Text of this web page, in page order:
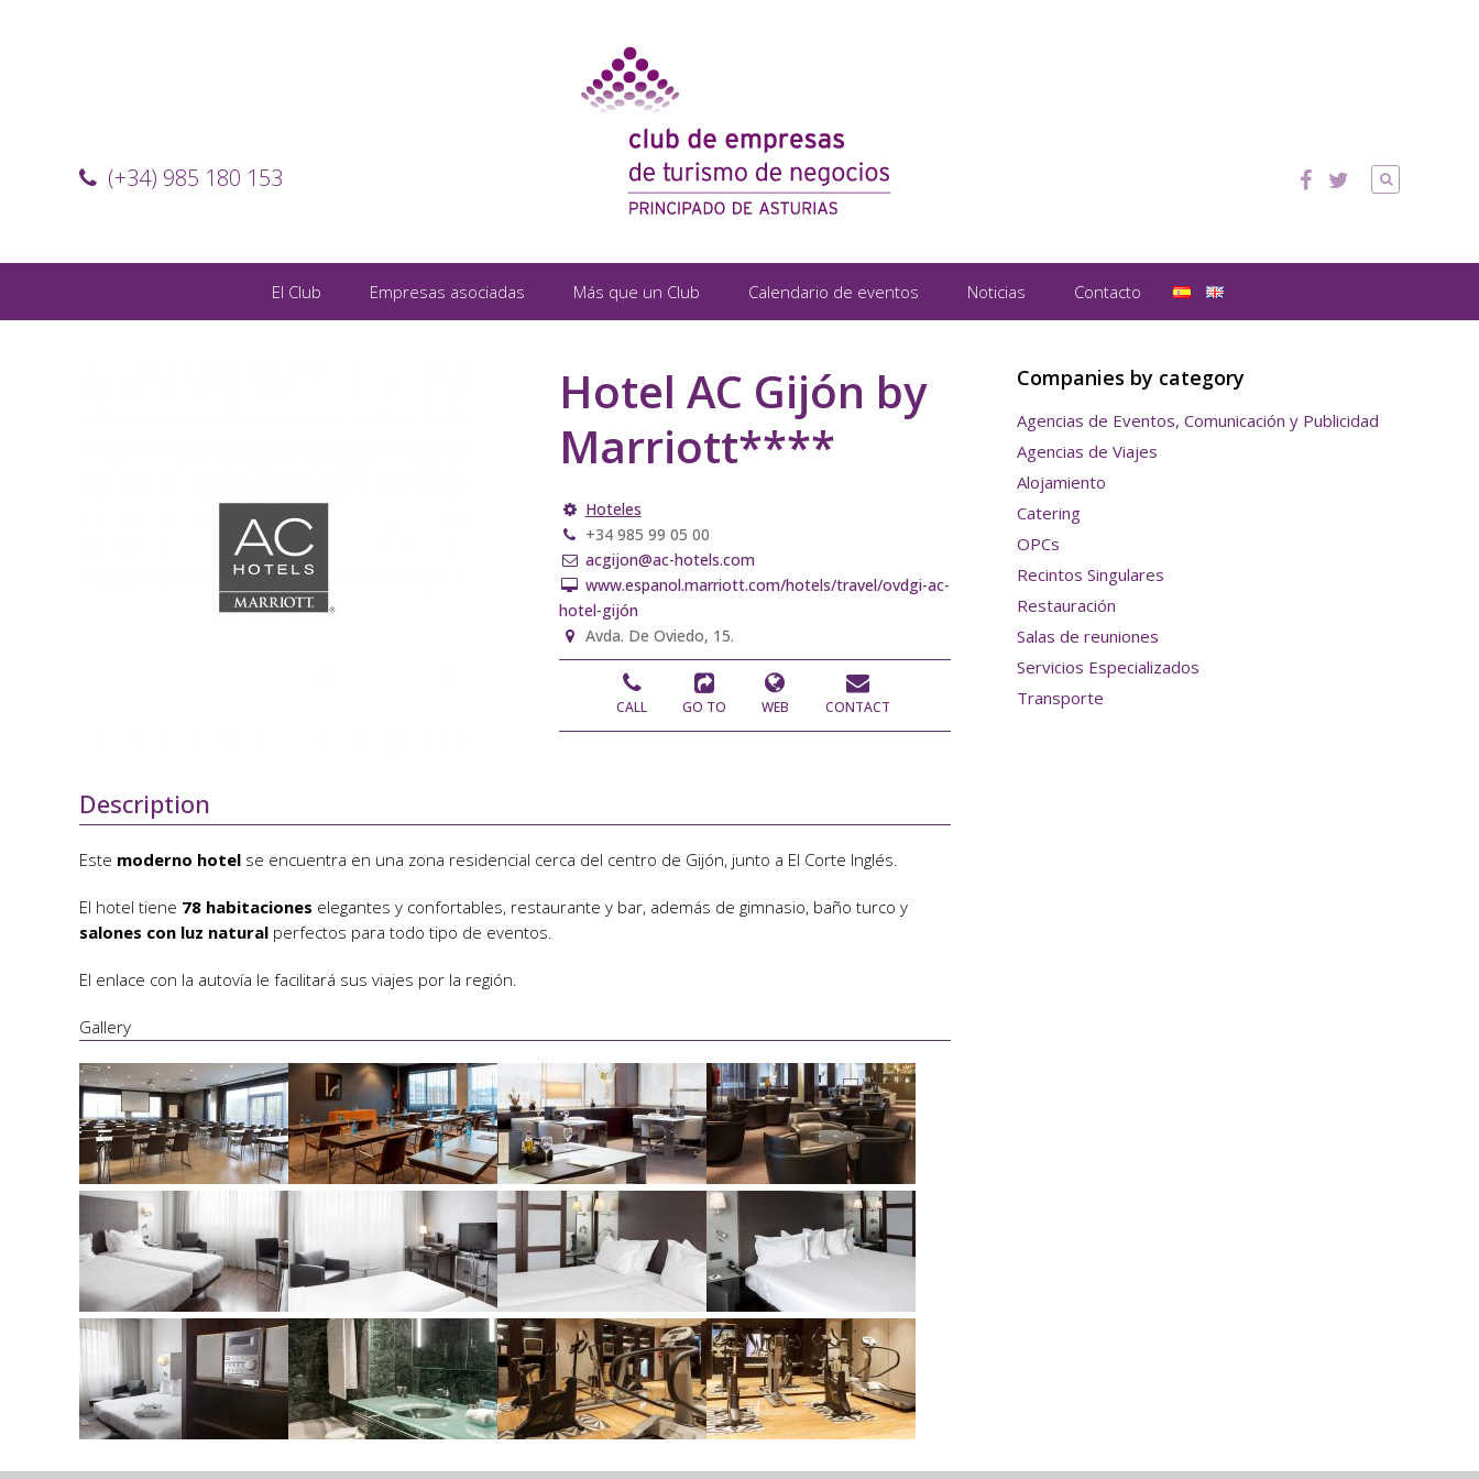
(+34) 985 180 153
El Club Empresas asociadas Más que un Club Calendario de eventos Noticias Contacto
Hotel AC Gijón by
Marriott****
Hoteles
+34 985 99 05 00
acgijon@ac-hotels.com
www.espanol.marriott.com/hotels/travel/ovdgi-ac-
hotel-gijón
Avda. De Oviedo, 15.
CALL GO TO WEB CONTACT
Description
Este moderno hotel se encuentra en una zona residencial cerca del centro de Gijón, junto a El Corte Inglés.
El hotel tiene 78 habitaciones elegantes y confortables, restaurante y bar, además de gimnasio, baño turco y
salones con luz natural perfectos para todo tipo de eventos.
El enlace con la autovía le facilitará sus viajes por la región.
Gallery
Companies by category
Agencias de Eventos, Comunicación y Publicidad
Agencias de Viajes
Alojamiento
Catering
OPCs
Recintos Singulares
Restauración
Salas de reuniones
Servicios Especializados
Transporte